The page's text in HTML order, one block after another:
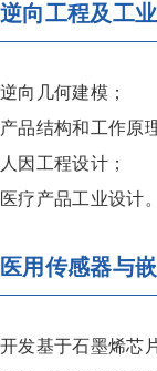
逆向工程及工
逆向几何建模；
产品结构和工作原
人因工程设计；
医疗产品工业设计。
医用传感器与
开发基于石墨烯芯